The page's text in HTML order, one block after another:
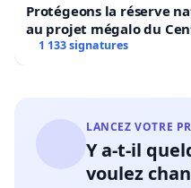
Protégeons la réserve
au projet mégalo du
1 133 signatures
LANCEZ VOTRE
Y a-t-il
voulez